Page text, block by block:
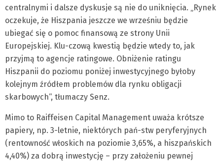
centralnymi i dalsze dyskusje są nie do uniknięcia. „Rynek
oczekuje, że Hiszpania jeszcze we wrześniu będzie
ubiegać się o pomoc finansową ze strony Unii
Europejskiej. Klu-czową kwestią będzie wtedy to, jak
przyjmą to agencje ratingowe. Obniżenie ratingu
Hiszpanii do poziomu poniżej inwestycyjnego byłoby
kolejnym źródłem problemów dla rynku obligacji
skarbowych“, tłumaczy Senz.
Mimo to Raiffeisen Capital Management uważa krótsze
papiery, np. 3-letnie, niektórych pań-stw peryferyjnych
(rentowność włoskich na poziomie 3,65%, a hiszpańskich
4,40%) za dobrą inwestycję – przy założeniu pewnej